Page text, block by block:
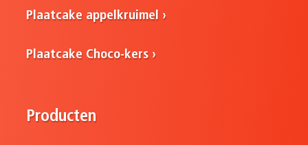
Plaatcake appelkruimel
Plaatcake Choco-kers
Producten